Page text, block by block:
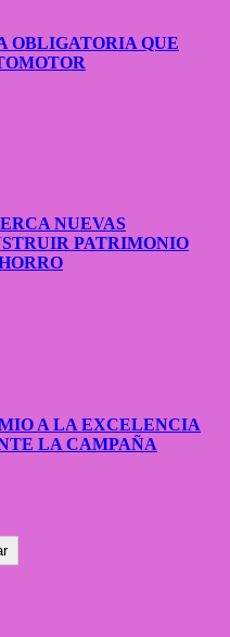
OBLIGATORIA QUE
NUEVAS
PATRIMONIO
A LA EXCELENCIA
LA CAMPAÑA